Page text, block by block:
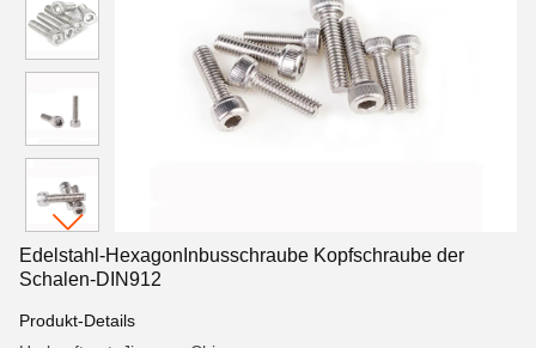
Edelstahl-HexagonInbusschraube Kopfschraube der
Schalen-DIN912
Produkt-Details